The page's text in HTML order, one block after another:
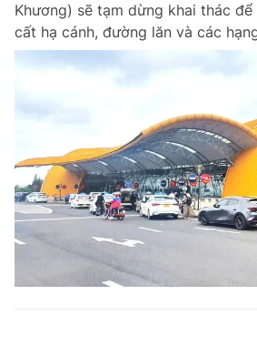
Khương) sẽ tạm dừng khai thác
cất hạ cánh, đường lăn và các